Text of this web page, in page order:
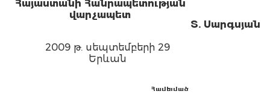
Հայաստանի Հանրապետության
վարչապետ
Տ. Սարգսյան
2009 թ. սեպտեմբերի 29
Երևան
Հավելված